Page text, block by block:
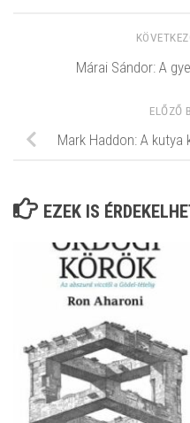
Márai Sándor: A
ELŐZŐ
Mark Haddon: A
EZEK IS